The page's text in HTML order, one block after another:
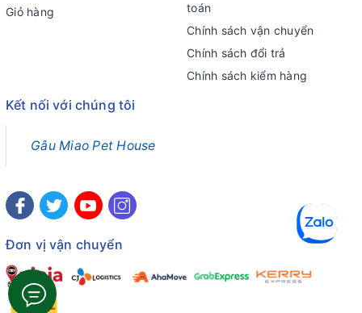
Giỏ hàng
toán
Chính sách vận chuyển
Chính sách đổi trả
Chính sách kiểm hàng
Kết nối với chúng tôi
Gâu Miao Pet House
Đơn vị vận chuyển